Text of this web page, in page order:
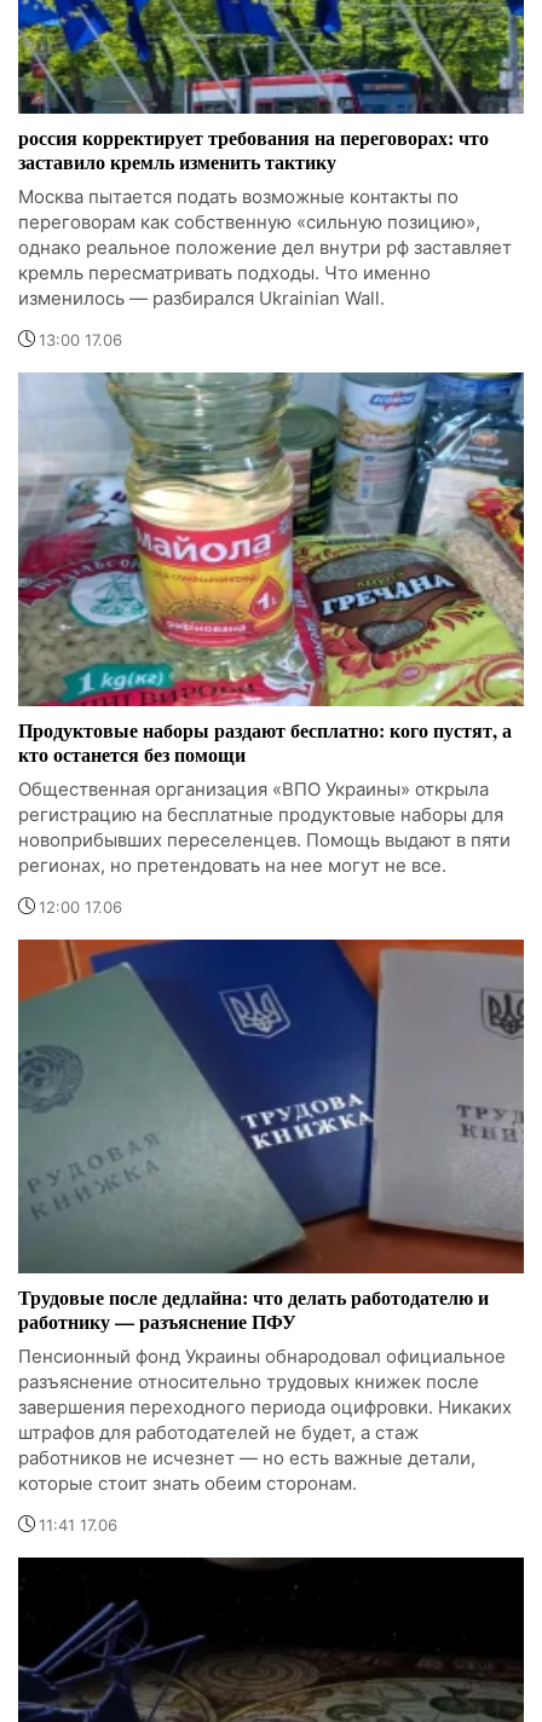
россия корректирует требования на переговорах: что
заставило кремль изменить тактику
Москва пытается подать возможные контакты по
переговорам как собственную «сильную позицию»,
однако реальное положение дел внутри рф заставляет
кремль пересматривать подходы. Что именно
изменилось — разбирался Ukrainian Wall.
13:00 17.06
Продуктовые наборы раздают бесплатно: кого пустят, а
кто останется без помощи
Общественная организация «ВПО Украины» открыла
регистрацию на бесплатные продуктовые наборы для
новоприбывших переселенцев. Помощь выдают в пяти
регионах, но претендовать на нее могут не все.
12:00 17.06
Трудовые после дедлайна: что делать работодателю и
работнику — разъяснение ПФУ
Пенсионный фонд Украины обнародовал официальное
разъяснение относительно трудовых книжек после
завершения переходного периода оцифровки. Никаких
штрафов для работодателей не будет, а стаж
работников не исчезнет — но есть важные детали,
которые стоит знать обеим сторонам.
11:41 17.06